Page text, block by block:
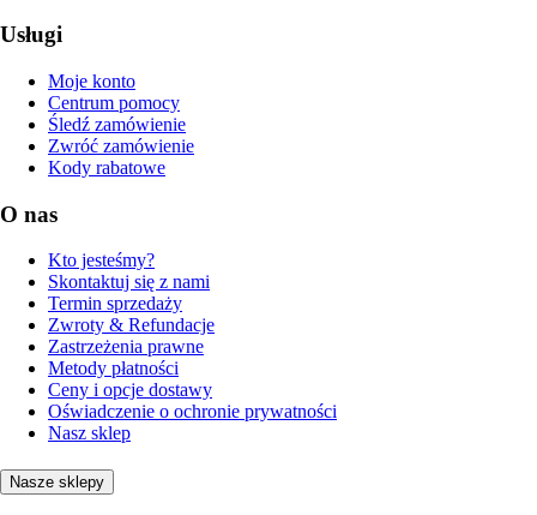
Usługi
Moje konto
Centrum pomocy
Śledź zamówienie
Zwróć zamówienie
Kody rabatowe
O nas
Kto jesteśmy?
Skontaktuj się z nami
Termin sprzedaży
Zwroty & Refundacje
Zastrzeżenia prawne
Metody płatności
Ceny i opcje dostawy
Oświadczenie o ochronie prywatności
Nasz sklep
Nasze sklepy